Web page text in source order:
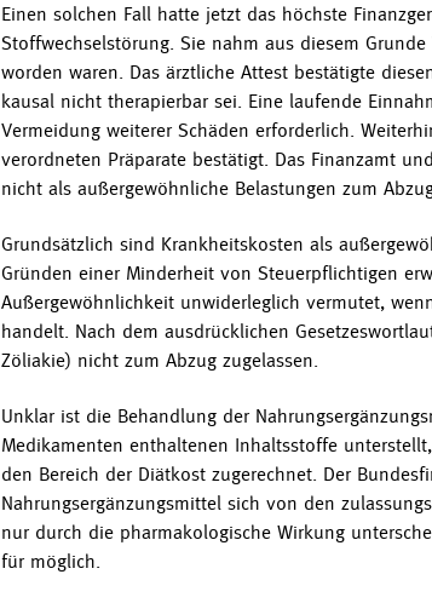
Einen solchen Fall hatte jetzt das höchste
Stoffwechselstörung. Sie nahm aus diesem
worden waren. Das ärztliche Attest bestätigte
kausal nicht therapierbar sei. Eine laufende
Vermeidung weiterer Schäden erforderlich.
verordneten Präparate bestätigt. Das Finanzamt
nicht als außergewöhnliche Belastungen zum
Grundsätzlich sind Krankheitskosten als
Gründen einer Minderheit von Steuerpflichtigen
Außergewöhnlichkeit unwiderleglich vermutet,
handelt. Nach dem ausdrücklichen
Zöliakie) nicht zum Abzug zugelassen.
Unklar ist die Behandlung der
Medikamenten enthaltenen Inhaltsstoffe
den Bereich der Diätkost zugerechnet. Der
Nahrungsergänzungsmittel sich von den
nur durch die pharmakologische Wirkung
für möglich.